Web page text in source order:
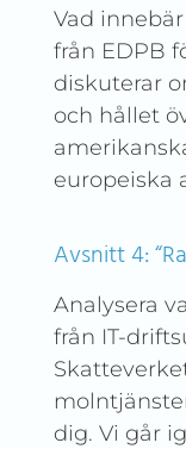
Vad
från EDPB
diskuterar
och hållet
europeiska
Avsnitt 4:
Analysera
från IT-
dig. Vi går